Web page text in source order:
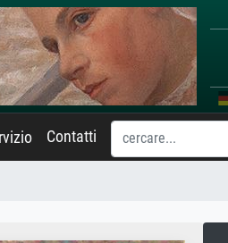
Contatti